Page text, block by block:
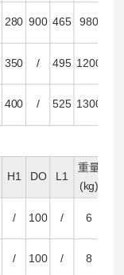
280 900 465 980
350 / 495 1200
400 / 525 1300
H1 DO L1
重量
(kg)
/ 100 / 6
/ 100 / 8